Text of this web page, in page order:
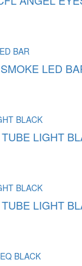
LED
LIGHT
LIGHT